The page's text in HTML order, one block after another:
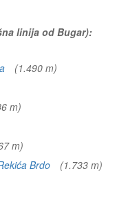
linija od Bugar):
(1.490 m)
m)
m)
Brdo
(1.733 m)